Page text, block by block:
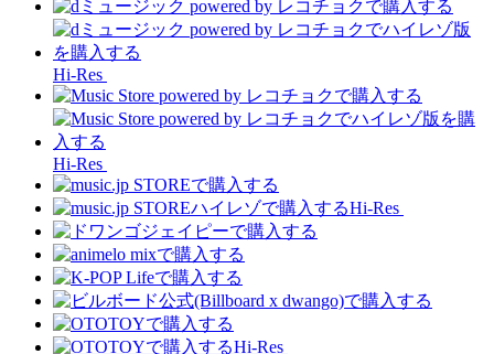
Hi-Res
Hi-Res
Hi-Res
Hi-Res